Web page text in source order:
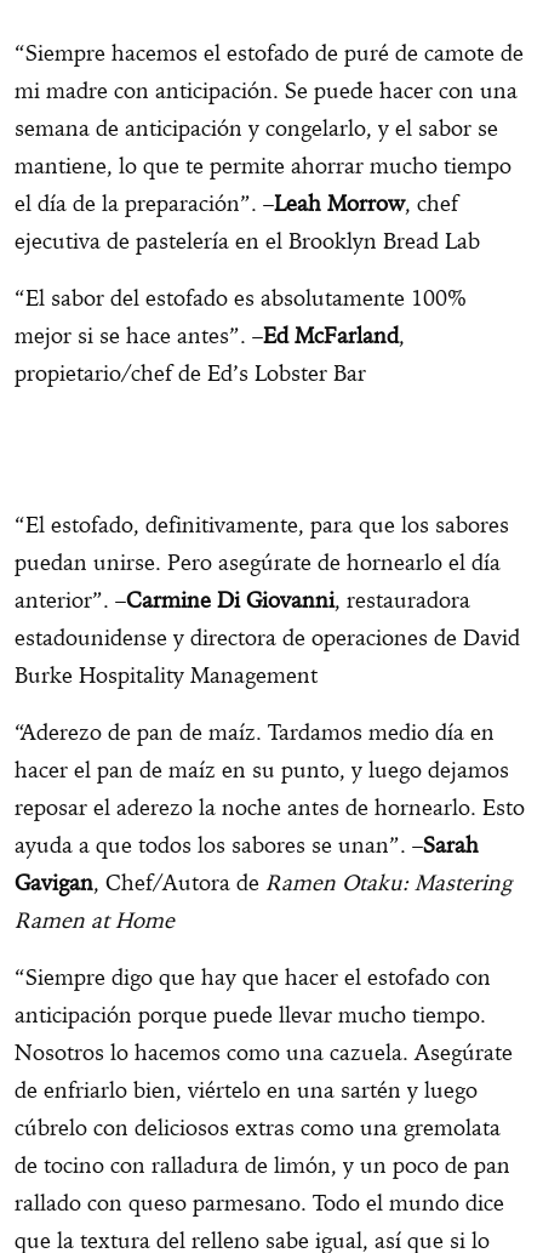
“Siempre hacemos el estofado de puré de camote de
mi madre con anticipación. Se puede hacer con una
semana de anticipación y congelarlo, y el sabor se
mantiene, lo que te permite ahorrar mucho tiempo
el día de la preparación”. –Leah Morrow, chef
ejecutiva de pastelería en el Brooklyn Bread Lab
“El sabor del estofado es absolutamente 100%
mejor si se hace antes”. –Ed McFarland,
propietario/chef de Ed’s Lobster Bar
“El estofado, definitivamente, para que los sabores
puedan unirse. Pero asegúrate de hornearlo el día
anterior”. –Carmine Di Giovanni, restauradora
estadounidense y directora de operaciones de David
Burke Hospitality Management
“Aderezo de pan de maíz. Tardamos medio día en
hacer el pan de maíz en su punto, y luego dejamos
reposar el aderezo la noche antes de hornearlo. Esto
ayuda a que todos los sabores se unan”. –Sarah
Gavigan, Chef/Autora de Ramen Otaku: Mastering
Ramen at Home
“Siempre digo que hay que hacer el estofado con
anticipación porque puede llevar mucho tiempo.
Nosotros lo hacemos como una cazuela. Asegúrate
de enfriarlo bien, viértelo en una sartén y luego
cúbrelo con deliciosos extras como una gremolata
de tocino con ralladura de limón, y un poco de pan
rallado con queso parmesano. Todo el mundo dice
que la textura del relleno sabe igual, así que si lo